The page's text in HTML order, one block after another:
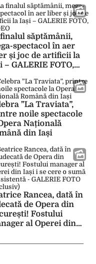
săptămânii,
spectacol în aer
și joc de artificii la
– GALERIE FOTO,
”La Traviata”,
noile spectacole
Națională
din Iași
Rancea, dată în
de Opera din
Fostului
al Operei din
– GALERIE